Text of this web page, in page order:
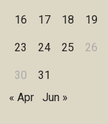
16 17 18 19
23 24 25 26
30
31
« Apr
Jun »